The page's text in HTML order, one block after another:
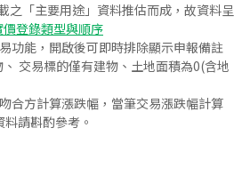
之「主要用途」資料推估而成，故資料呈
登錄類型與順序
功能，開啟後可即時排除顯示申報備註
交易標的僅有建物、土地面積為0(含地
合方計算漲跌幅，當筆交易漲跌幅計算
請斟酌參考。